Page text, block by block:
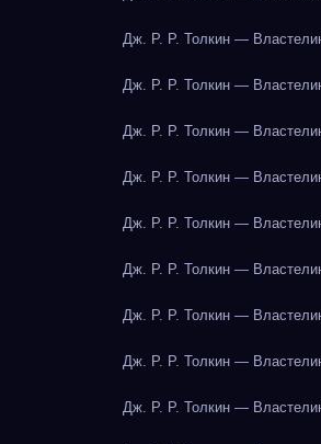
Дж. Р. Р. Толкин —
Дж. Р. Р. Толкин —
Дж. Р. Р. Толкин —
Дж. Р. Р. Толкин —
Дж. Р. Р. Толкин —
Дж. Р. Р. Толкин —
Дж. Р. Р. Толкин —
Дж. Р. Р. Толкин —
Дж. Р. Р. Толкин —